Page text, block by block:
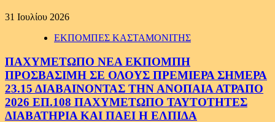
31 Ιουλίου 2026
ΕΚΠΟΜΠΕΣ ΚΑΣΤΑΜΟΝΙΤΗΣ
ΠΑΧΥΜΕΤΩΠΟ ΝΕΑ ΕΚΠΟΜΠΗ
ΠΡΟΣΒΑΣΙΜΗ ΣΕ ΟΛΟΥΣ ΠΡΕΜΙΕΡΑ ΣΗΜΕΡΑ
23.15 ΔΙΑΒΑΙΝΟΝΤΑΣ ΤΗΝ ΑΝΟΠΑΙΑ ΑΤΡΑΠΟ
2026 ΕΠ.108 ΠΑΧΥΜΕΤΩΠΟ ΤΑΥΤΟΤΗΤΕΣ
ΔΙΑΒΑΤΗΡΙΑ ΚΑΙ ΠΑΕΙ Η ΕΛΠΙΔΑ